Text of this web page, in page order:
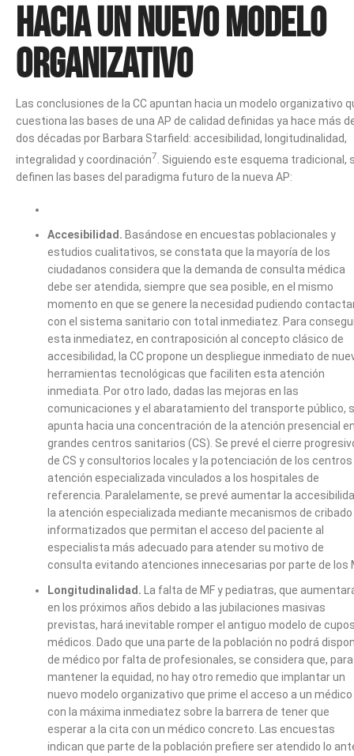
Hacia un nuevo modelo
organizativo
Las conclusiones de la CC apuntan hacia un modelo organizativo
cuestiona las bases de una AP de calidad definidas ya hace más
dos décadas por Barbara Starfield: accesibilidad, longitudinalidad,
integralidad y coordinación7 . Siguiendo este esquema tradicional,
definen las bases del paradigma futuro de la nueva AP:
Accesibilidad. Basándose en encuestas poblacionales y
estudios cualitativos, se constata que la mayoría de los
ciudadanos considera que la demanda de consulta médica
debe ser atendida, siempre que sea posible, en el mismo
momento en que se genere la necesidad pudiendo
con el sistema sanitario con total inmediatez. Para
esta inmediatez, en contraposición al concepto clásico de
accesibilidad, la CC propone un despliegue inmediato de
herramientas tecnológicas que faciliten esta atención
inmediata. Por otro lado, dadas las mejoras en las
comunicaciones y el abaratamiento del transporte público,
apunta hacia una concentración de la atención presencial
grandes centros sanitarios (CS). Se prevé el cierre
de CS y consultorios locales y la potenciación de los centros
atención especializada vinculados a los hospitales de
referencia. Paralelamente, se prevé aumentar la
la atención especializada mediante mecanismos de cribado
informatizados que permitan el acceso del paciente al
especialista más adecuado para atender su motivo de
consulta evitando atenciones innecesarias por parte de los
Longitudinalidad. La falta de MF y pediatras, que
en los próximos años debido a las jubilaciones masivas
previstas, hará inevitable romper el antiguo modelo de
médicos. Dado que una parte de la población no podrá
de médico por falta de profesionales, se considera que, para
mantener la equidad, no hay otro remedio que implantar un
nuevo modelo organizativo que prime el acceso a un médico
con la máxima inmediatez sobre la barrera de tener que
esperar a la cita con un médico concreto. Las encuestas
indican que parte de la población prefiere ser atendido lo